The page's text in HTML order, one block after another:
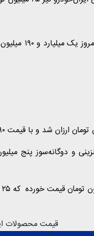
قیمت ۹۹۰ میلیون تومان به فروش می‌رسد.
قیمت محصولات